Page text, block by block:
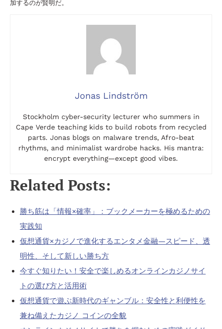
加するのが賢明だ。
Jonas Lindström
Stockholm cyber-security lecturer who summers in
Cape Verde teaching kids to build robots from recycled
parts. Jonas blogs on malware trends, Afro-beat
rhythms, and minimalist wardrobe hacks. His mantra:
encrypt everything—except good vibes.
Related Posts:
勝ち筋は「情報×確率」：ブックメーカーを極めるための
実践知
仮想通貨×カジノで進化するエンタメ金融—スピード、透
明性、そして新しい勝ち方
今すぐ知りたい！安全で楽しめるオンラインカジノサイ
トの選び方と活用術
仮想通貨で遊ぶ新時代のギャンブル：安全性と利便性を
兼ね備えたカジノ コインの全貌